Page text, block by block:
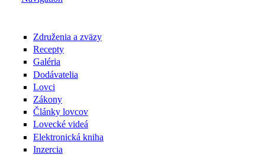
Združenia a zväzy
Recepty
Galéria
Dodávatelia
Lovci
Zákony
Články lovcov
Lovecké videá
Elektronická kniha
Inzercia